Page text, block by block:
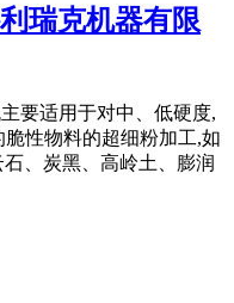
瑞克机器有限
要适用于对中、低硬度,
性物料的超细粉加工,如
、炭黑、高岭土、膨润